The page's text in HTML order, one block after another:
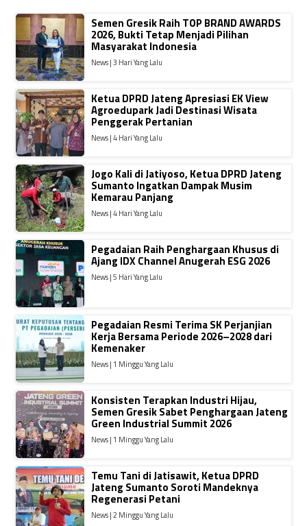
Semen Gresik Raih TOP BRAND AWARDS
2026, Bukti Tetap Menjadi Pilihan
Masyarakat Indonesia
News | 3 Hari Yang Lalu
Ketua DPRD Jateng Apresiasi EK View
Agroedupark Jadi Destinasi Wisata
Penggerak Pertanian
News | 4 Hari Yang Lalu
Jogo Kali di Jatiyoso, Ketua DPRD Jateng
Sumanto Ingatkan Dampak Musim
Kemarau Panjang
News | 4 Hari Yang Lalu
Pegadaian Raih Penghargaan Khusus di
Ajang IDX Channel Anugerah ESG 2026
News | 5 Hari Yang Lalu
Pegadaian Resmi Terima SK Perjanjian
Kerja Bersama Periode 2026–2028 dari
Kemenaker
News | 1 Minggu Yang Lalu
Konsisten Terapkan Industri Hijau,
Semen Gresik Sabet Penghargaan Jateng
Green Industrial Summit 2026
News | 1 Minggu Yang Lalu
Temu Tani di Jatisawit, Ketua DPRD
Jateng Sumanto Soroti Mandeknya
Regenerasi Petani
News | 2 Minggu Yang Lalu